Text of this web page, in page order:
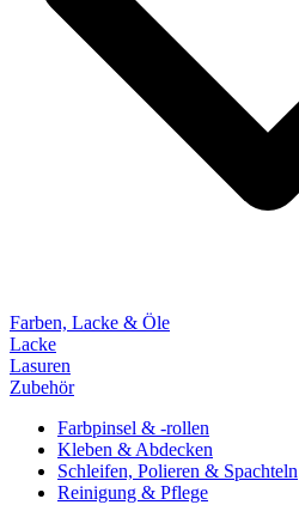
Farben, Lacke & Öle
Lacke
Lasuren
Zubehör
Farbpinsel & -rollen
Kleben & Abdecken
Schleifen, Polieren & Spachteln
Reinigung & Pflege